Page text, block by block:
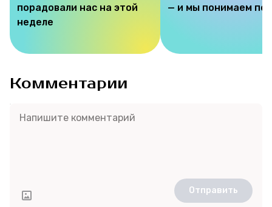
порадовали нас на этой
неделе
— и мы понимаем
Комментарии
Отправить